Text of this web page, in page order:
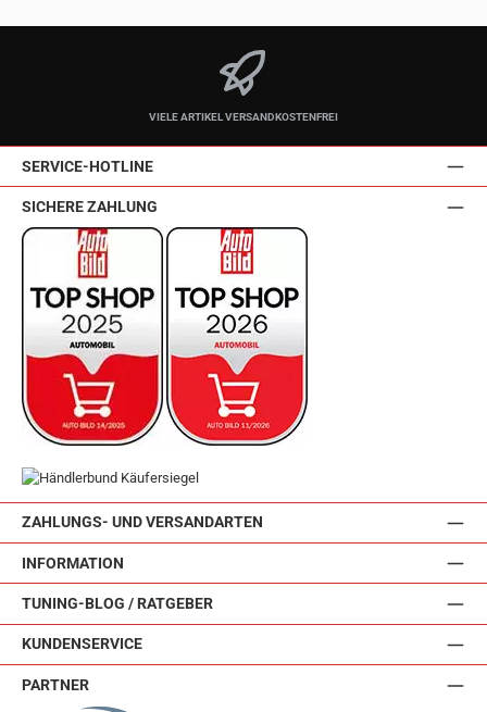
VIELE ARTIKEL VERSANDKOSTENFREI
SERVICE-HOTLINE
ZAHLUNGS- UND VERSANDARTEN
INFORMATION
TUNING-BLOG / RATGEBER
KUNDENSERVICE
SICHERE ZAHLUNG
PARTNER